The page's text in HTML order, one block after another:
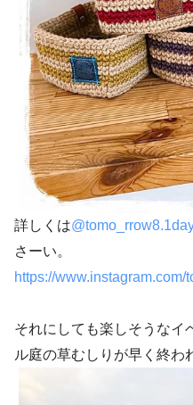
詳しくは
さーい。
https://www.instagram.com/
それにしても楽しそうなイ
ル庭の草むしりが早く終わ